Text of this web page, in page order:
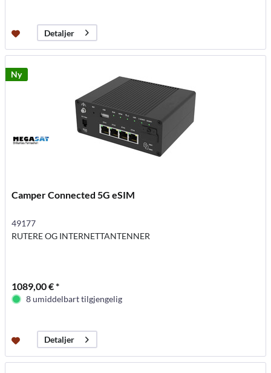
Detaljer
Ny
Camper Connected 5G eSIM
49177
RUTERE OG INTERNETTANTENNER
1089,00 € *
8 umiddelbart tilgjengelig
Detaljer